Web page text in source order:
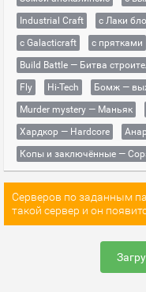
Industrial Craft
с Лаки
с Galacticraft
с прятками
Build Battle — Битва
Fly
Hi-Tech
Бомж —
Murder mystery — Маньяк
Хардкор — Hardcore
Копы и заключённые —
Серверов по заданным
такой сервер и он